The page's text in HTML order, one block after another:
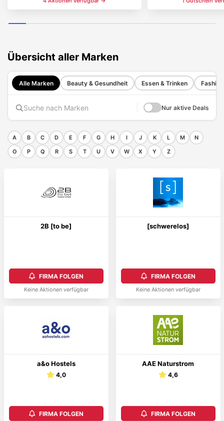
Übersicht aller Marken
Alle Marken Beauty & Gesundheit Essen & Trinken Fashion
Nur aktive Deals
A B C D E F G H I J K L M
N
O
P Q R S T U V W X Y Z
2B [to be]
FIRMA FOLGEN
Keine Aktionen verfügbar
[schwerelos]
FIRMA FOLGEN
Keine Aktionen verfügbar
a&o Hostels
4,0
FIRMA FOLGEN
AAE Naturstrom
4,6
FIRMA FOLGEN